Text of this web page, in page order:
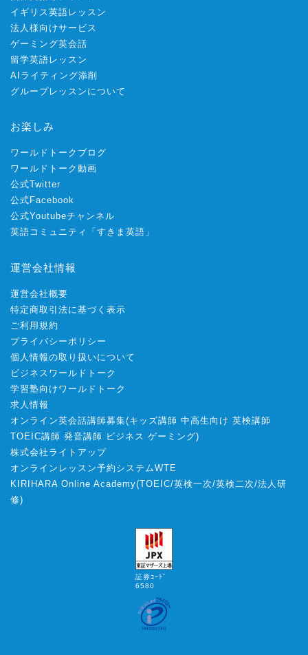
イギリス英語レッスン
法人様向けサービス
ゲーミング英会話
留学英語レッスン
AIライティング添削
グループレッスンについて
お楽しみ
ワールドトークブログ
ワールドトーク動画
公式Twitter
公式Facebook
公式Youtubeチャンネル
英語コミュニティ「すきま英語」
運営会社情報
運営会社概要
特定商取引法に基づく表示
ご利用規約
プライバシーポリシー
個人情報の取り扱いについて
ビジネスワールドトーク
学習塾向けワールドトーク
求人情報
オンライン英会話講師募集(キッズ講師 中高生向け 英検講師
TOEIC講師 発音講師 ビジネス ゲーミング)
株式会社ライトアップ
オンラインレッスン予約システムWTE
KIRIHARA Online Academy(TOEIC/英検一次/英検二次/法人研
修)
証券ｺｰﾄﾞ
6580